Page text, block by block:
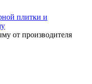
от производителя